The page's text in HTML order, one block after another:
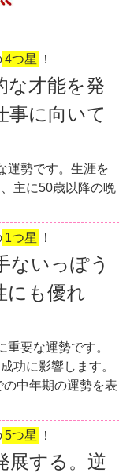
4つ星 ！
な才能を発
事に向いて
運勢です。生涯を
主に50歳以降の晩
1つ星 ！
ないっぽう
にも優れ
要な運勢です。
功に影響します。
中年期の運勢を表
5つ星 ！
展する。逆